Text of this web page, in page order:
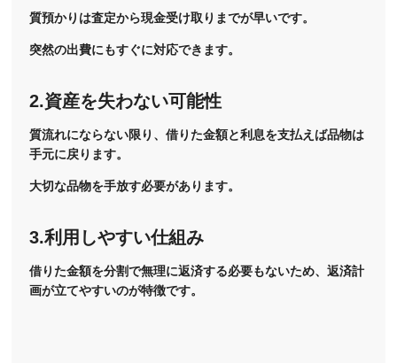
質預かりは査定から現金受け取りまでが早いです。
突然の出費にもすぐに対応できます。
2.資産を失わない可能性
質流れにならない限り、借りた金額と利息を支払えば品物は
手元に戻ります。
大切な品物を手放す必要があります。
3.利用しやすい仕組み
借りた金額を分割で無理に返済する必要もないため、返済計
画が立てやすいのが特徴です。